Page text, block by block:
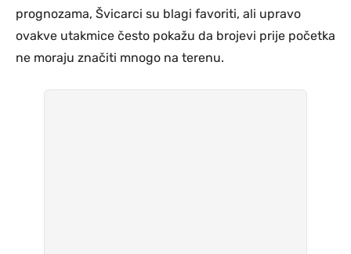
prognozama, Švicarci su blagi favoriti, ali upravo
ovakve utakmice često pokažu da brojevi prije početka
ne moraju značiti mnogo na terenu.